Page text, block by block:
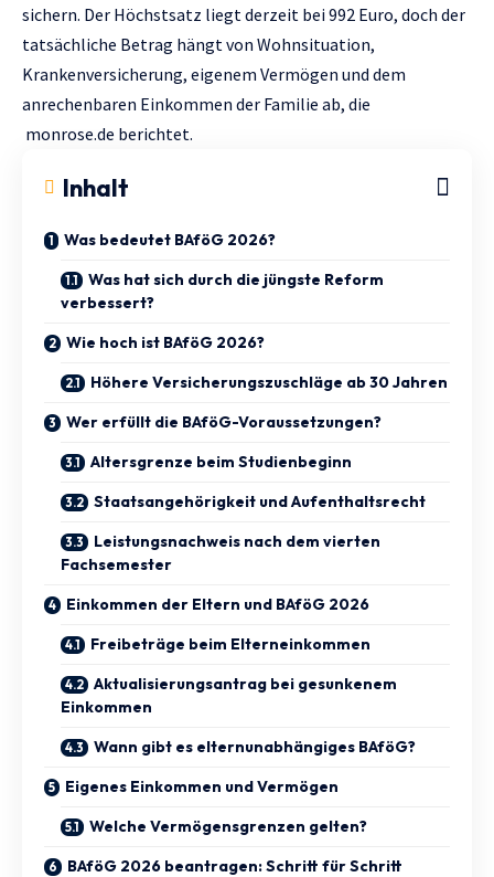
sichern. Der Höchstsatz liegt derzeit bei 992 Euro, doch der
tatsächliche Betrag hängt von Wohnsituation,
Krankenversicherung, eigenem Vermögen und dem
anrechenbaren Einkommen der Familie ab, die
monrose.de berichtet.
Inhalt
Was bedeutet BAföG 2026?
Was hat sich durch die jüngste Reform
verbessert?
Wie hoch ist BAföG 2026?
Höhere Versicherungszuschläge ab 30 Jahren
Wer erfüllt die BAföG-Voraussetzungen?
Altersgrenze beim Studienbeginn
Staatsangehörigkeit und Aufenthaltsrecht
Leistungsnachweis nach dem vierten
Fachsemester
Einkommen der Eltern und BAföG 2026
Freibeträge beim Elterneinkommen
Aktualisierungsantrag bei gesunkenem
Einkommen
Wann gibt es elternunabhängiges BAföG?
Eigenes Einkommen und Vermögen
Welche Vermögensgrenzen gelten?
BAföG 2026 beantragen: Schritt für Schritt